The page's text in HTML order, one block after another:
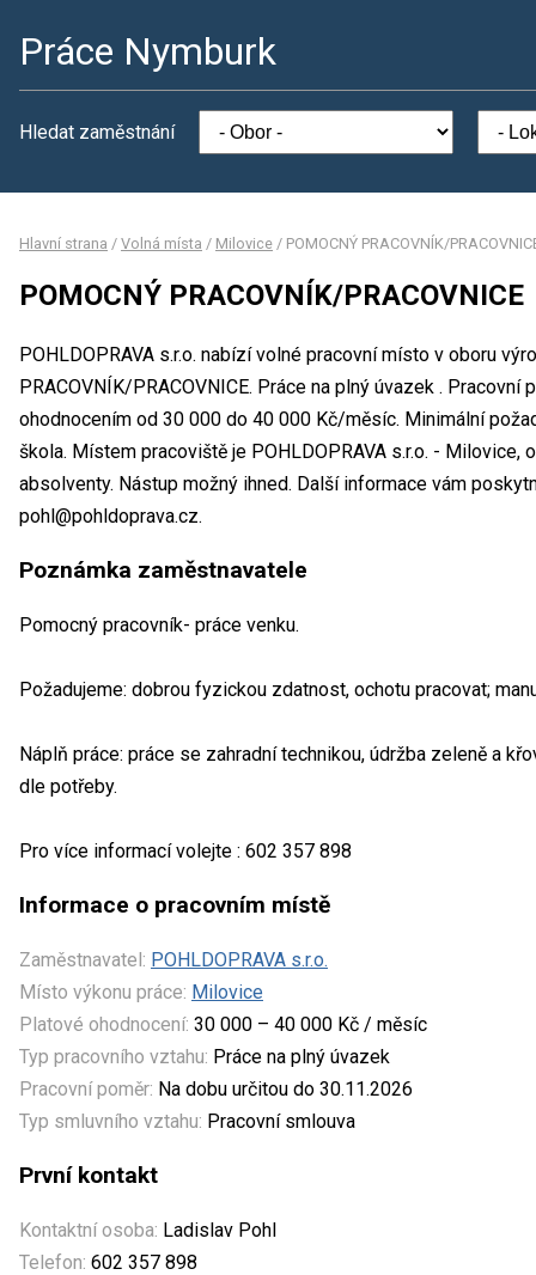
Práce Nymburk
Hledat zaměstnání
Hlavní strana / Volná místa / Milovice / POMOCNÝ PRACOVNÍK/
POMOCNÝ PRACOVNÍK/PRACOVNICE
POHLDOPRAVA s.r.o. nabízí volné pracovní místo v oboru
PRACOVNÍK/PRACOVNICE. Práce na plný úvazek .
ohodnocením od 30 000 do 40 000 Kč/měsíc. Minimální
škola. Místem pracoviště je POHLDOPRAVA s.r.o. - Milovice,
absolventy. Nástup možný ihned. Další informace vám
pohl@pohldoprava.cz.
Poznámka zaměstnavatele
Pomocný pracovník- práce venku.
Požadujeme: dobrou fyzickou zdatnost, ochotu pracovat;
Náplň práce: práce se zahradní technikou, údržba zeleně a
dle potřeby.
Pro více informací volejte : 602 357 898
Informace o pracovním místě
Zaměstnavatel: POHLDOPRAVA s.r.o.
Místo výkonu práce: Milovice
Platové ohodnocení: 30 000 – 40 000 Kč / měsíc
Typ pracovního vztahu: Práce na plný úvazek
Pracovní poměr: Na dobu určitou do 30.11.2026
Typ smluvního vztahu: Pracovní smlouva
První kontakt
Kontaktní osoba: Ladislav Pohl
Telefon: 602 357 898